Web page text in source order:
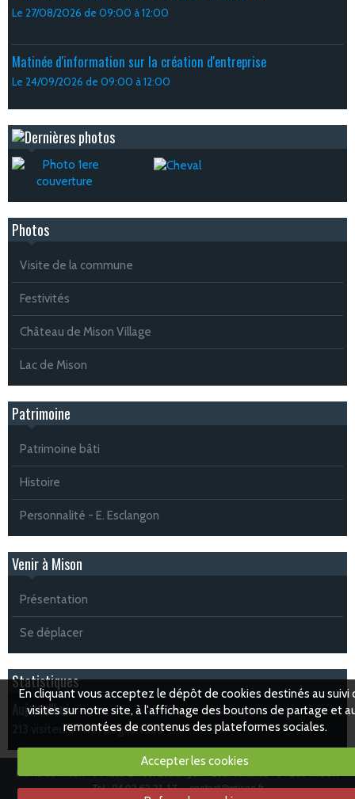
Le 27/08/2026 de 09:00 à 12:00
Matinée d'information sur la création d'entreprise
Le 24/09/2026 de 09:00 à 12:00
Photos
Visite de la commune
Festivités
Château de Mison Village
Lac de Mison
Patrimoine
Patrimoine bâti
Histoire
Personnalité - E. Esclangon
Venir à Mison
Présentation
Se déplacer
Statistiques
Aujourd'hui
visiteurs -471pages vues
Mairie de Mison - 9 Place Ernest Esclangon - Les Armands - 04 200 MISON
Tel : 04 92 62 21 17 -contact@mison.fr
En cliquant vous acceptez le dépôt de cookies destinés au suivi
visites sur notre site, à l'affichage des boutons de partage et
remontées de contenus des plateformes sociales.
Accepter les cookies